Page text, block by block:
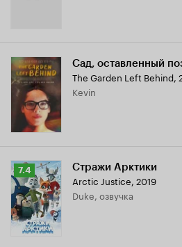
Сад, оставленный
The Garden Left Behind,
Kevin
Рейтинг
Кинопоиска
7.4
7.4 Стражи Арктики
Arctic Justice, 2019
Duke, озвучка